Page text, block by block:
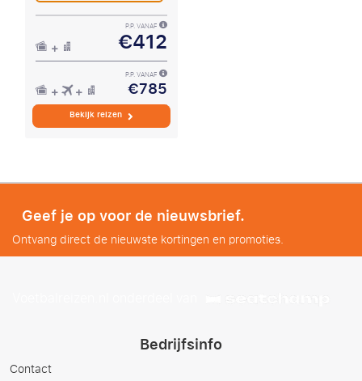
P.P. VANAF
€412
P.P. VANAF
€785
Bekijk reizen
Geef je op voor de nieuwsbrief.
Ontvang direct de nieuwste kortingen en promoties.
Bedrijfsinfo
Contact